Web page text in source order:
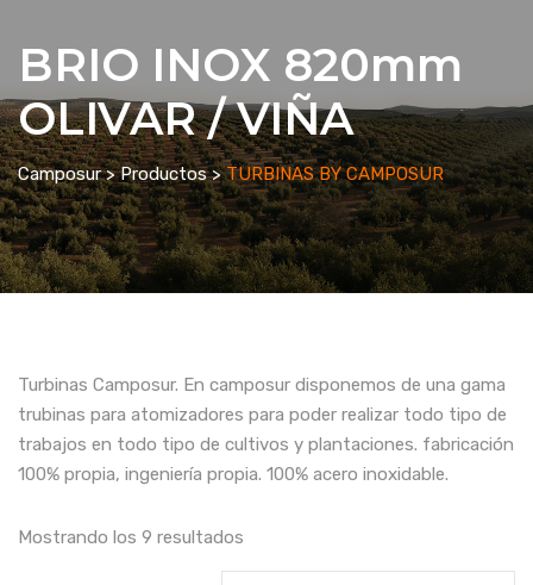
BRIO INOX 820mm
OLIVAR / VIÑA
Camposur>Productos>TURBINAS BY CAMPOSUR
Turbinas Camposur. En camposur disponemos de una gama
trubinas para atomizadores para poder realizar todo tipo de
trabajos en todo tipo de cultivos y plantaciones. fabricación
100% propia, ingeniería propia. 100% acero inoxidable.
Mostrando los 9 resultados